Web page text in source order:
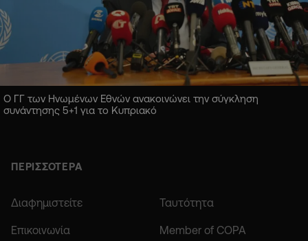
Ο ΓΓ των Ηνωμένων Εθνών ανακοινώνει την σύγκληση
συνάντησης 5+1 για το Κυπριακό
ΠΕΡΙΣΣΟΤΕΡΑ
Διαφημιστείτε Ταυτότητα
Επικοινωνία Member of COPA